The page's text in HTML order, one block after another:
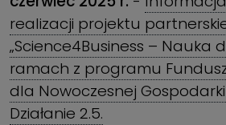
realizacji projektu
„Science4Business – Nauka
ramach z programu
dla Nowoczesnej Gospodarki
Działanie 2.5.